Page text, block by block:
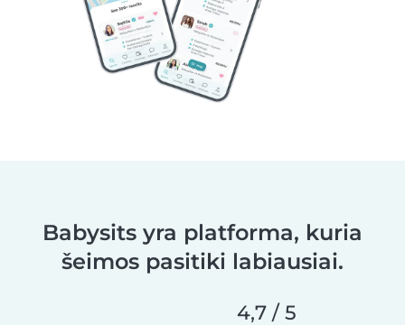
Babysits yra platforma, kuria
šeimos pasitiki labiausiai.
4,7 / 5